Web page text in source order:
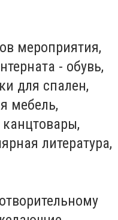
мероприятия,
- обувь,
для спален,
мебель,
литература,